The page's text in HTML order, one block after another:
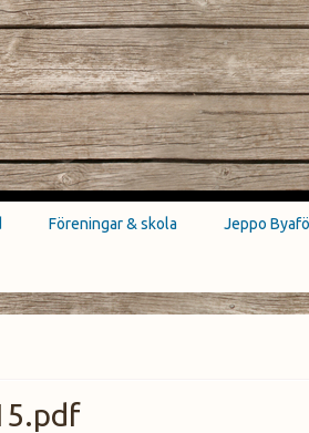
Föreningar & skola Jeppo